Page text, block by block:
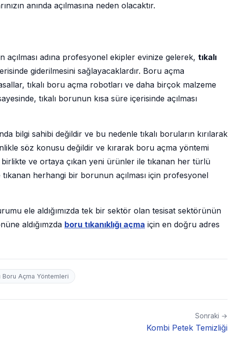
anında açılmasına neden olacaktır.
adına profesyonel ekipler evinize gelerek, tıkalı
giderilmesini sağlayacaklardır. Boru açma
tıkalı boru açma robotları ve daha birçok malzeme
tıkalı borunun kısa süre içerisinde açılması
bilgi sahibi değildir ve bu nedenle tıkalı boruların kırılarak
söz konusu değildir ve kırarak boru açma yöntemi
birlikte ve ortaya çıkan yeni ürünler ile tıkanan her türlü
tıkanan herhangi bir borunun açılması için profesyonel
ele aldığımızda tek bir sektör olan tesisat sektörünün
aldığımzda boru tıkanıklığı açma için en doğru adres
Boru Açma Yöntemleri
Sonraki →
Kombi Petek Temizliği